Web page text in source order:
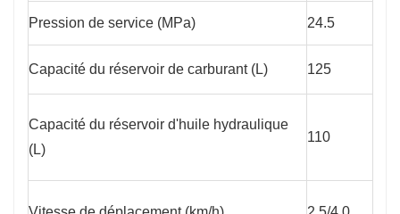
Pression de service (MPa) 24.5
Capacité du réservoir de carburant (L) 125
Capacité du réservoir d'huile hydraulique
(L)
110